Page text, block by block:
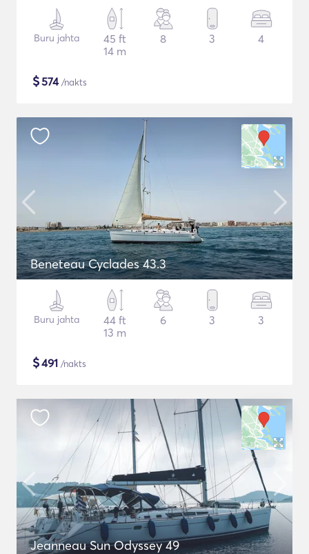
Buru jahta
45 ft
14 m
8 3 4
$574/nakts
Beneteau Cyclades 43.3
Buru jahta
44 ft
13 m
6 3 3
$491 /nakts
Jeanneau Sun Odyssey 49